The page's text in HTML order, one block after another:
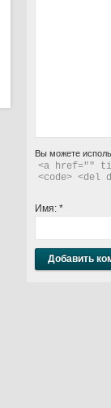
Вы можете
<a href=""
<code> <del
Имя: *